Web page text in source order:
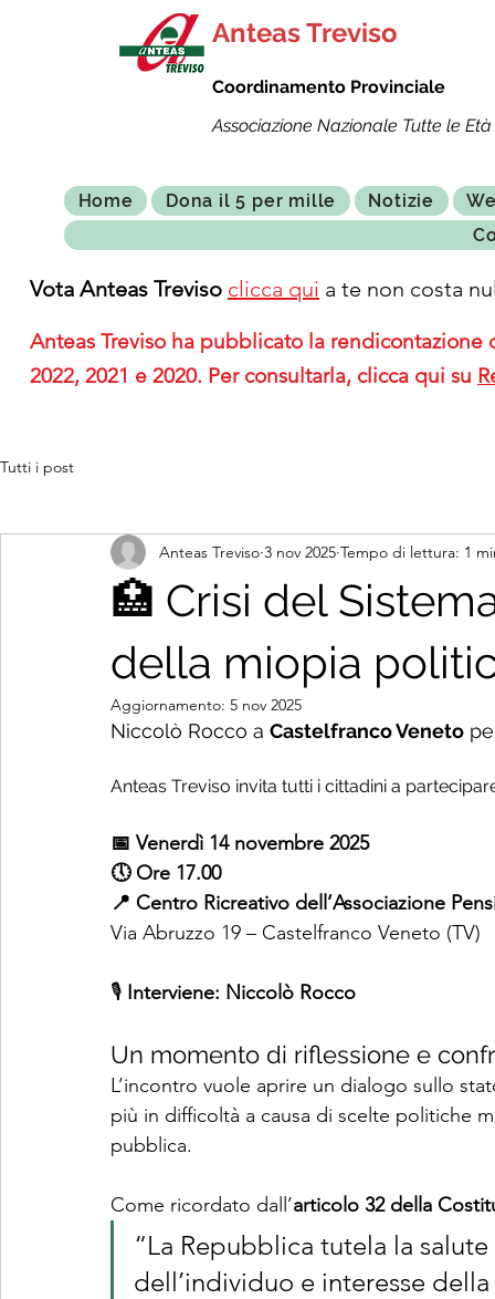
Anteas Treviso
Coordinamento Provinciale
Associazione Nazionale Tutte le
Home Dona il 5 per mille Notizie
Vota Anteas Treviso clicca qui a te non costa
Anteas Treviso ha pubblicato la
2022, 2021 e 2020. Per consultarla, clicca qui su
Tutti i post
🏥 Crisi del
della miopia
Anteas Treviso 3 nov 2025 Tempo di lettura: 1
Aggiornamento: 5 nov 2025
Niccolò Rocco a Castelfranco Veneto
Anteas Treviso invita tutti i cittadini a
📅 Venerdì 14 novembre 2025
🕔 Ore 17.00
📍 Centro Ricreativo dell’Associazione
Via Abruzzo 19 – Castelfranco Veneto (TV)
🎙️ Interviene: Niccolò Rocco
Un momento di riflessione e
L’incontro vuole aprire un dialogo sullo
più in difficoltà a causa di scelte politiche
pubblica.
Come ricordato dall’articolo 32 della
“La Repubblica tutela la
dell’individuo e interesse